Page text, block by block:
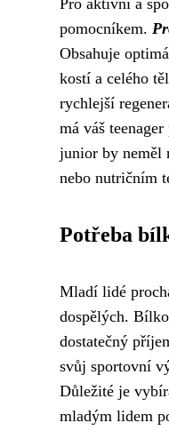
Pro aktivní a
pomocníkem.
Obsahuje
kostí a celého
rychlejší
má váš
junior by neměl
nebo nutričním
Potřeba
Mladí lidé
dospělých.
dostatečný
svůj sportovní
Důležité je
mladým lidem